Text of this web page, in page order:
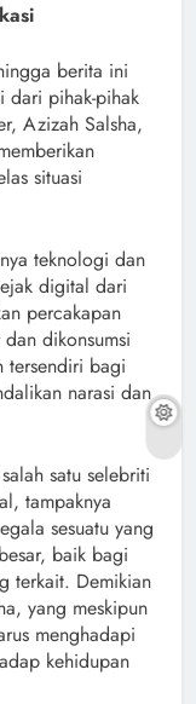
berita ini
dari pihak-pihak
Azizah Salsha,
situasi
teknologi dan
digital dari
percakapan
dikonsumsi
tersendiri bagi
narasi dan
satu selebriti
tampaknya
sesuatu yang
baik bagi
terkait. Demikian
yang meskipun
menghadapi
kehidupan